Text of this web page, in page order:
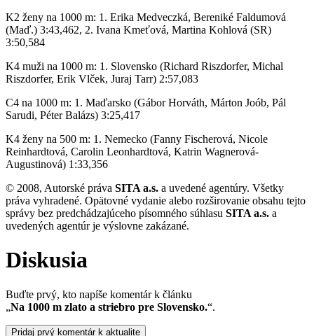
K2 ženy na 1000 m: 1. Erika Medveczká, Bereniké Faldumová
(Maď.) 3:43,462, 2. Ivana Kmeťová, Martina Kohlová (SR)
3:50,584
K4 muži na 1000 m: 1. Slovensko (Richard Riszdorfer, Michal
Riszdorfer, Erik Vlček, Juraj Tarr) 2:57,083
C4 na 1000 m: 1. Maďarsko (Gábor Horváth, Márton Joób, Pál
Sarudi, Péter Balázs) 3:25,417
K4 ženy na 500 m: 1. Nemecko (Fanny Fischerová, Nicole
Reinhardtová, Carolin Leonhardtová, Katrin Wagnerová-
Augustinová) 1:33,356
© 2008, Autorské práva SITA a.s. a uvedené agentúry. Všetky
práva vyhradené. Opätovné vydanie alebo rozširovanie obsahu tejto
správy bez predchádzajúceho písomného súhlasu SITA a.s. a
uvedených agentúr je výslovne zakázané.
Diskusia
Buďte prvý, kto napíše komentár k článku
„Na 1000 m zlato a striebro pre Slovensko.“.
Pridaj prvý komentár k aktualite